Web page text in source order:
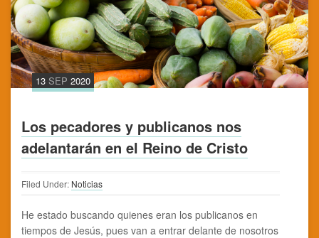
13 SEP 2020
Los pecadores y publicanos nos
adelantarán en el Reino de Cristo
Filed Under: Noticias
He estado buscando quienes eran los publicanos en
tiempos de Jesús, pues van a entrar delante de nosotros